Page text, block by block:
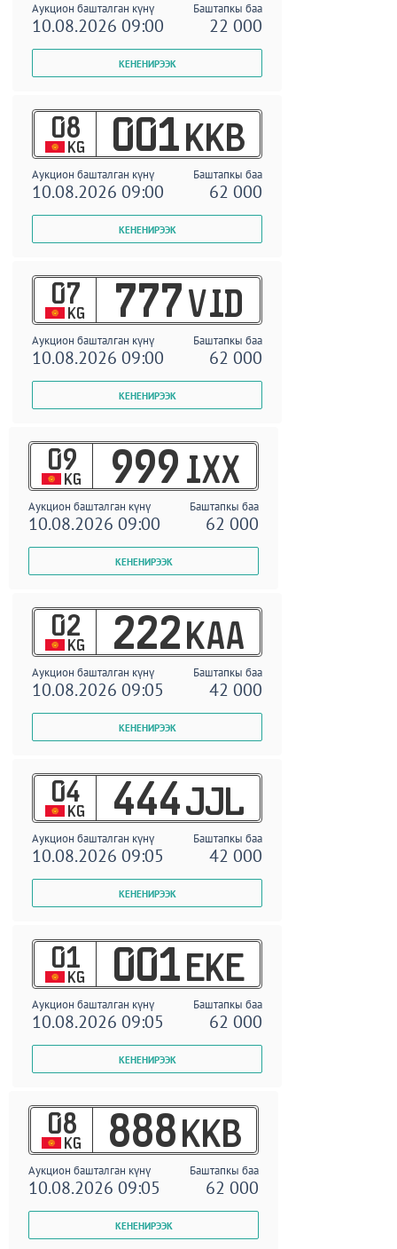
Аукцион башталган күнү Баштапкы баа
10.08.2026 09:00 22 000
08
KG 001 KKB
Аукцион башталган күнү Баштапкы баа
10.08.2026 09:00 62 000
07
KG 777 VID
Аукцион башталган күнү Баштапкы баа
10.08.2026 09:00 62 000
09
KG 999 IXX
Аукцион башталган күнү Баштапкы баа
10.08.2026 09:00 62 000
02
KG 222 KAA
Аукцион башталган күнү Баштапкы баа
10.08.2026 09:05 42 000
04
KG 444 JJL
Аукцион башталган күнү Баштапкы баа
10.08.2026 09:05 42 000
01
KG 001 EKE
Аукцион башталган күнү Баштапкы баа
10.08.2026 09:05 62 000
08
KG 888 KKB
Аукцион башталган күнү Баштапкы баа
10.08.2026 09:05 62 000